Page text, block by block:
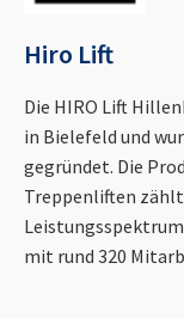
Hiro Lift
Die HIRO Lift
in Bielefeld und
gegründet. Die
Treppenliften zählt
mit rund 320